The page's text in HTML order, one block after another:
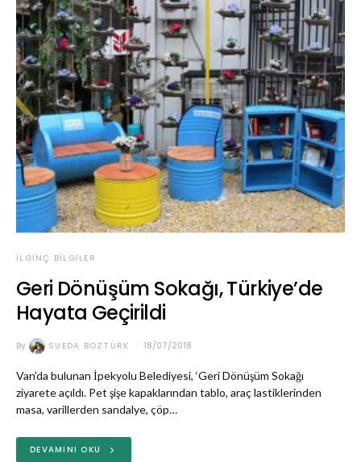
İLGINÇ BILGILER
Geri Dönüşüm Sokağı, Türkiye’de
Hayata Geçirildi
By SUEDA BOZTÜRK 18/07/2018
Van’da bulunan İpekyolu Belediyesi, ‘Geri Dönüşüm Sokağı
ziyarete açıldı. Pet şişe kapaklarından tablo, araç lastiklerinden
masa, varillerden sandalye, çöp…
DEVAMINI OKU